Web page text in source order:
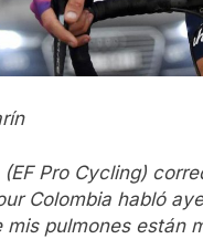
Pro Cycling)
Colombia habló
mis pulmones están